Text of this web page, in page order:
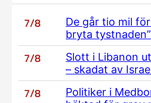
7/8
De går tio mil för
bryta tystnaden”
7/8
Slott i Libanon
– skadat av
7/8
Politiker i